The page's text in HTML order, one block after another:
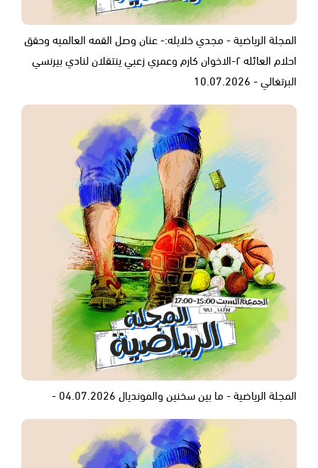
المجلة الرياضية - مجدي خلايله:- عنان وصل القمه العالميه وحقق
احلام العائله ٢-الاخوان كارم وعمري زعبي ينتقلان لنادي بيرنسي
البرتغالي - 10.07.2026
المجلة الرياضية - ما بين سخنين والمونديال 04.07.2026 -